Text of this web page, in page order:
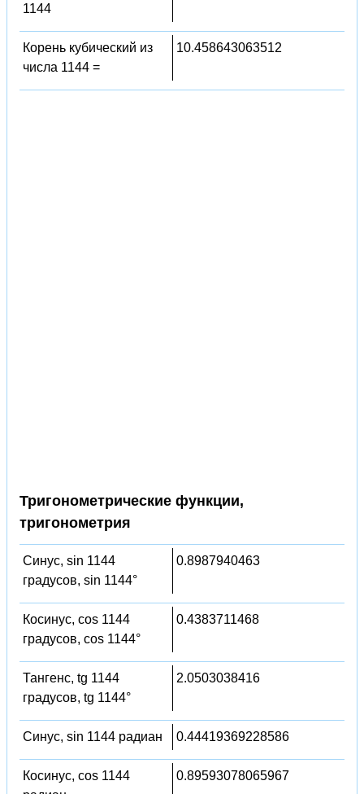
1144
Корень кубический из
числа 1144 =
10.458643063512
Тригонометрические функции,
тригонометрия
Синус, sin 1144
градусов, sin 1144°
0.8987940463
Косинус, cos 1144
градусов, cos 1144°
0.4383711468
Тангенс, tg 1144
градусов, tg 1144°
2.0503038416
Синус, sin 1144 радиан 0.44419369228586
Косинус, cos 1144
0.89593078065967